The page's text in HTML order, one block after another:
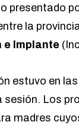
presentado
la
e Implante
estuvo en
sesión. Los
madres